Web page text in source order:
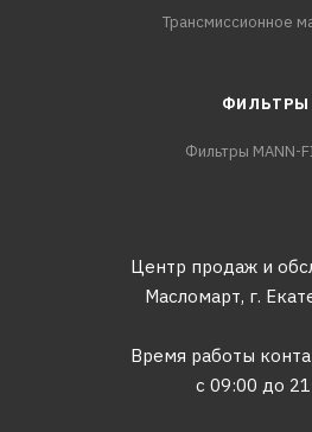
Трансмиссионное
ФИЛЬТРЫ
Фильтры MANN-
Центр продаж и
Масломарт, г.
Время работы
с 09:00 до